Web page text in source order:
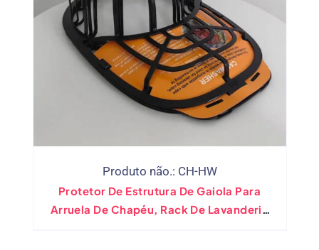
Produto não.: CH-HW
Protetor De Estrutura De Gaiola Para
Arruela De Chapéu, Rack De Lavanderia